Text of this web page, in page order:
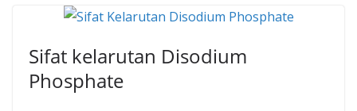
Sifat kelarutan Disodium
Phosphate